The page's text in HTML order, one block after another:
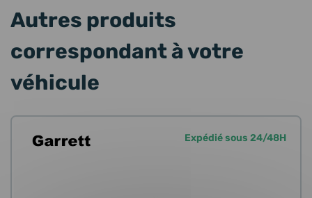
Autres produits
correspondant à votre
véhicule
Expédié sous 24/48H